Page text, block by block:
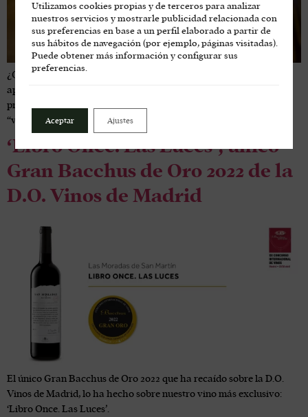
¿Qué son las lías del vino? ¿Hay diferentes tipos de lías? ¿Qué
aportan las lías al vino? ¿Qué es el bâtonnage? Todas estas
preguntas son muy habituales cuando leemos en una etiqueta
“vinos criados sobre sus lías” o hacemos una visita a una bodega.
‘Libro Once. Las Luces’, único
Gran Bacchus de Oro 2022 de la
D.O. Vinos de Madrid
El único Gran Bacchus de Oro 2022 que ha recaído sobre la D.O.
Vinos de Madrid, lo ha hecho sobre nuestro vino más exclusivo:
‘Libro Once. Las Luces’.
Utilizamos cookies propias y de terceros para analizar
nuestros servicios y mostrarle publicidad relacionada con
sus preferencias en base a un perfil elaborado a partir de
sus hábitos de navegación (por ejemplo, páginas visitadas).
Puede obtener más información y configurar sus
preferencias.
Aceptar Ajustes